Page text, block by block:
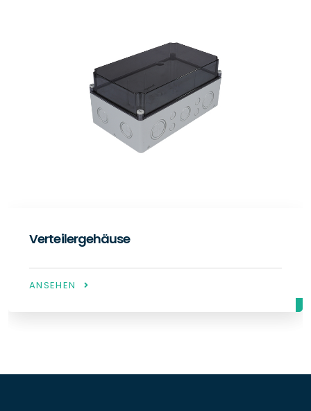
Schaltergehäuse
ANSEHEN